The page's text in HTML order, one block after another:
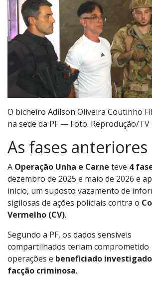
O bicheiro Adilson Oliveira Coutinho
na sede da PF — Foto: Reprodução/TV
As fases anteriores
A Operação Unha e Carne teve 4
dezembro de 2025 e maio de 2026 e
início, um suposto vazamento de
sigilosas de ações policiais contra o
Vermelho (CV).
Segundo a PF, os dados sensíveis
compartilhados teriam comprometido
operações e beneficiado
facção criminosa.